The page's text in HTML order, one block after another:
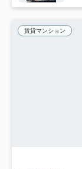
賃貸マンション